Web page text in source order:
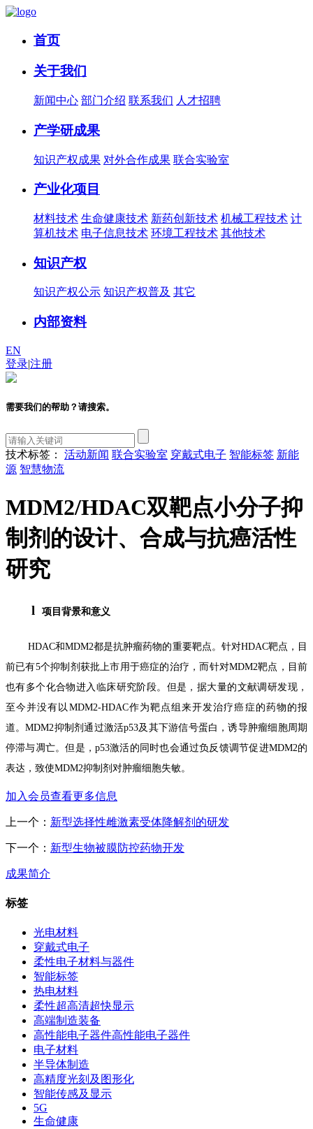
首页
关于我们
新闻中心 部门介绍 联系我们 人才招聘
产学研成果
知识产权成果 对外合作成果 联合实验室
产业化项目
材料技术 生命健康技术 新药创新技术 机械工程技术 计
算机技术 电子信息技术 环境工程技术 其他技术
知识产权
知识产权公示 知识产权普及 其它
内部资料
EN
登录|注册
需要我们的帮助？请搜索。
技术标签： 活动新闻 联合实验室 穿戴式电子 智能标签 新能
源 智慧物流
MDM2/HDAC双靶点小分子抑
制剂的设计、合成与抗癌活性
研究
l 项目背景和意义
HDAC和MDM2都是抗肿瘤药物的重要靶点。针对HDAC靶点，目
前已有5个抑制剂获批上市用于癌症的治疗，而针对MDM2靶点，目前
也有多个化合物进入临床研究阶段。但是，据大量的文献调研发现，
至今并没有以 MDM2-HDAC作为靶点组来开发治疗癌症的药物的报
道。MDM2抑制剂通过激活p53及其下游信号蛋白，诱导肿瘤细胞周期
停滞与凋亡。但是， p53激活的同时也会通过负反馈调节促进MDM2的
表达，致使MDM2抑制剂对肿瘤细胞失敏。
加入会员查看更多信息
上一个： 新型选择性雌激素受体降解剂的研发
下一个： 新型生物被膜防控药物开发
成果简介
标签
光电材料
穿戴式电子
柔性电子材料与器件
智能标签
热电材料
柔性超高清超快显示
高端制造装备
高性能电子器件高性能电子器件
电子材料
半导体制造
高精度光刻及图形化
智能传感及显示
5G
生命健康